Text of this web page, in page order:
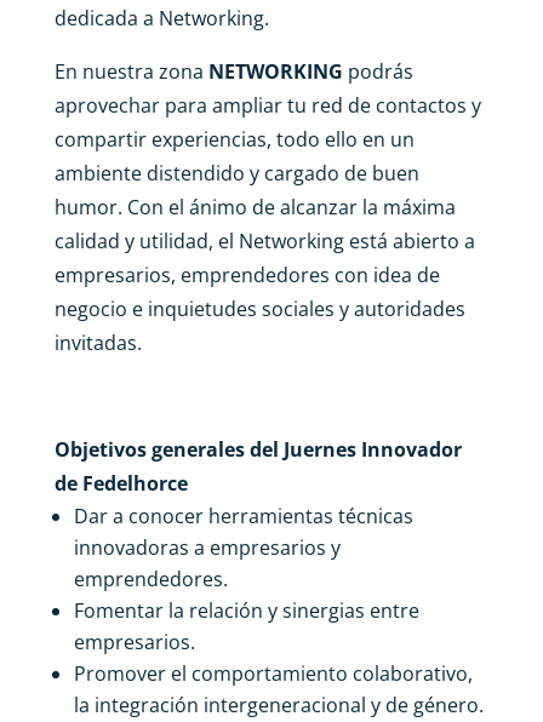
dedicada a Networking.
En nuestra zona NETWORKING podrás
aprovechar para ampliar tu red de contactos y
compartir experiencias, todo ello en un
ambiente distendido y cargado de buen
humor. Con el ánimo de alcanzar la máxima
calidad y utilidad, el Networking está abierto a
empresarios, emprendedores con idea de
negocio e inquietudes sociales y autoridades
invitadas.
Objetivos generales del Juernes Innovador
de Fedelhorce
Dar a conocer herramientas técnicas
innovadoras a empresarios y
emprendedores.
Fomentar la relación y sinergias entre
empresarios.
Promover el comportamiento colaborativo,
la integración intergeneracional y de género.